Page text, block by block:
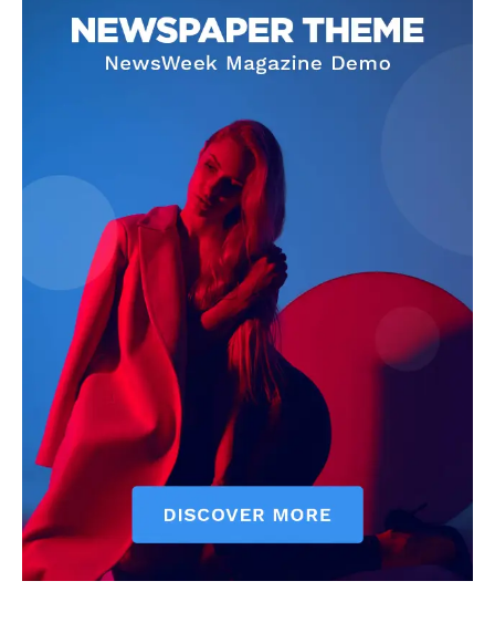
Contact us
Subscription Plans
My account